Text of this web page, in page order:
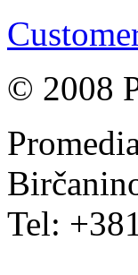
© 2008
Tel: